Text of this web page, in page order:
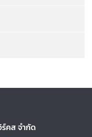
ร์คส จำกัด